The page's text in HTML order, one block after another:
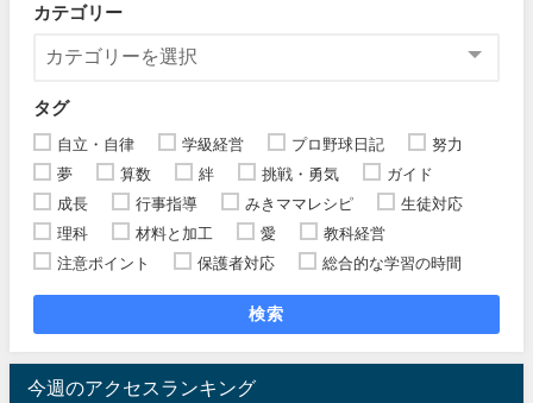
カテゴリー
タグ
自立・自律 学級経営 プロ野球日記
努力
夢
算数 絆 挑戦・勇気
ガイド
成長
行事指導 みきママレシピ
生徒対応
理科
材料と加工 愛
教科経営
注意ポイント
保護者対応 総合的な学習の時間
検索
今週のアクセスランキング